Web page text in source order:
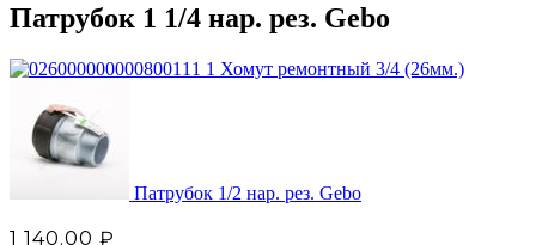
Патрубок 1 1/4 нар. рез. Gebo
Хомут ремонтный 3/4 (26мм.)
Патрубок 1/2 нар. рез. Gebo
1 140.00 ₽